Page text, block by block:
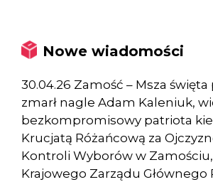
Nowe wiadomości
30.04.26 Zamość – Msza
zmarł nagle Adam Kaleniuk,
bezkompromisowy patriota
Krucjatą Różańcową za
Kontroli Wyborów w Zamościu,
Krajowego Zarządu Głównego